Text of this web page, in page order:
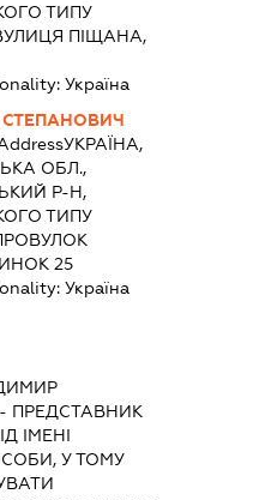
ТИПУ
ПІЩАНА,
Україна
СТЕПАНОВИЧ
УКРАЇНА,
ОБЛ.,
Р-Н,
ТИПУ
25
Україна
- ПРЕДСТАВНИК
ІМЕНІ
У ТОМУ